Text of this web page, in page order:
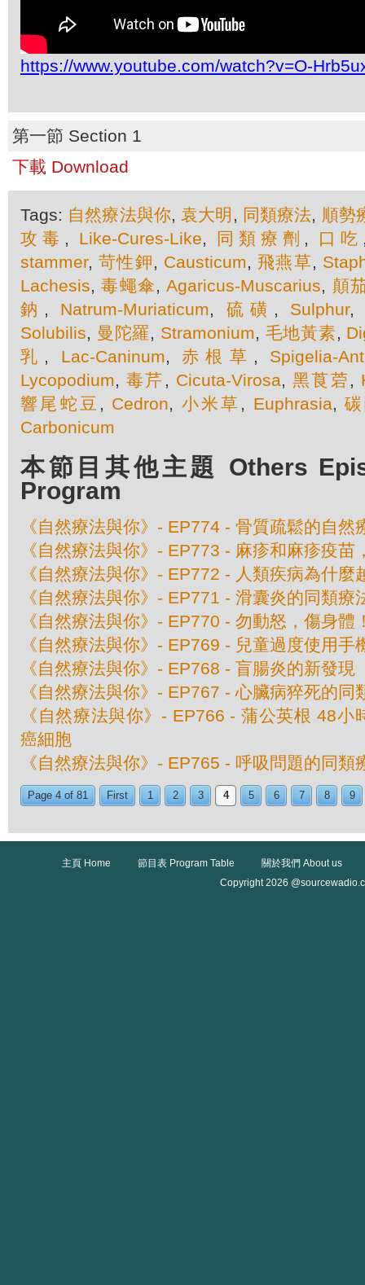
https://www.youtube.com/watch?v=O-
第一節 Section 1
下載 Download
Tags: 自然療法與你,袁大明 , 同類療法, 順勢
攻毒 , Like-Cures-Like, 同類療劑 , 口吃
stammer,苛性鉀, Causticum, 飛燕草,
Lachesis,毒蠅傘,Agaricus-Muscarius, 顛
鈉 , Natrum-Muriaticum, 硫磺 , Sulphur
Solubilis, 曼陀羅, Stramonium, 毛地黃素,
乳 , Lac-Caninum, 赤根草 , Spigelia-
Lycopodium,毒芹 , Cicuta-Virosa,黑莨菪,
響尾蛇豆 , Cedron, 小米草 , Euphrasia,
Carbonicum
本節目其他主題 Others
Program
《自然療法與你》- EP774 - 骨質疏鬆的自然
《自然療法與你》- EP773 - 麻疹和麻疹疫苗
《自然療法與你》- EP772 - 人類疾病為什麼
《自然療法與你》- EP771 - 滑囊炎的同類療
《自然療法與你》- EP770 - 勿動怒，傷身體
《自然療法與你》- EP769 - 兒童過度使用手
《自然療法與你》- EP768 - 盲腸炎的新發現
《自然療法與你》- EP767 - 心臟病猝死的同
《自然療法與你》- EP766 - 蒲公英根 48小
癌細胞
《自然療法與你》- EP765 - 呼吸問題的同類
Page 4 of 81 First 1 2 3 4 5 6 7 8 9
主頁 Home 節目表 Program Table
關於我們 About us
Copyright 2026